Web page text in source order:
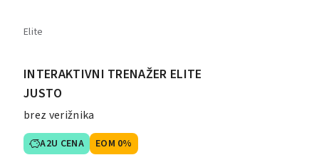
Elite
INTERAKTIVNI TRENAŽER ELITE
JUSTO
brez verižnika
A2U CENA EOM 0%